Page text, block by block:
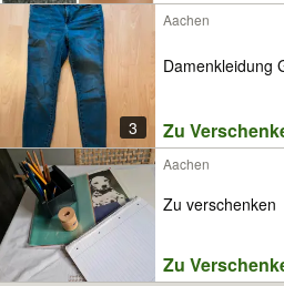
3
Aachen
Damenkleidung
Zu
Aachen
Zu verschenken
Zu